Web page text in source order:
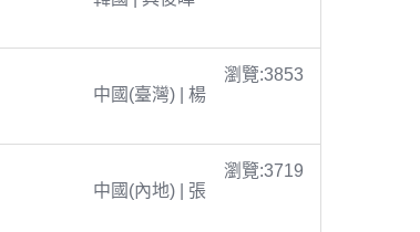
瀏覽:3853
中國(臺灣) | 楊
瀏覽:3719
中國(內地) | 張